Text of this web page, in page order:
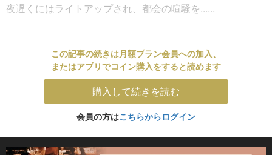
夜遅くにはライトアップされ、都会の喧騒を......
この記事の続きは月額プラン会員への加入、
またはアプリでコイン購入をすると読めます
購入して続きを読む
会員の方はこちらからログイン